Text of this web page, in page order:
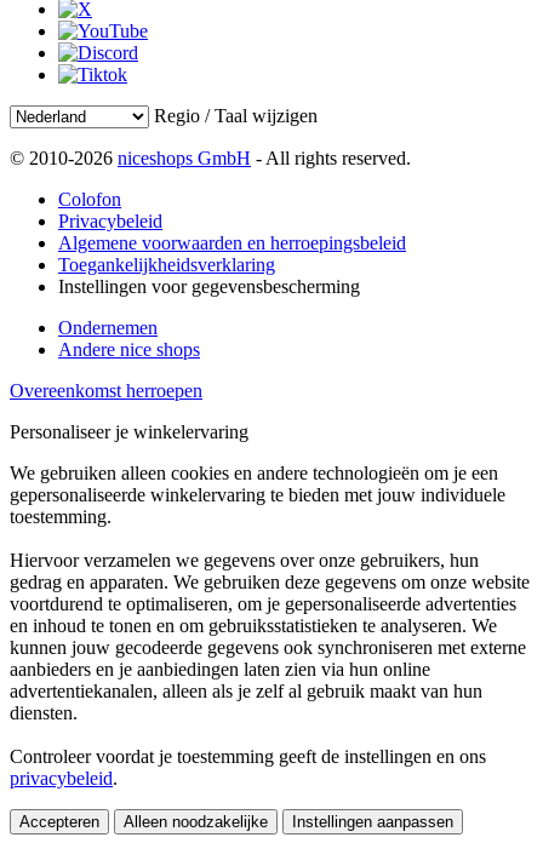
Regio / Taal wijzigen
© 2010-2026 niceshops GmbH - All rights reserved.
Colofon
Privacybeleid
Algemene voorwaarden en herroepingsbeleid
Toegankelijkheidsverklaring
Instellingen voor gegevensbescherming
Ondernemen
Andere nice shops
Overeenkomst herroepen
Personaliseer je winkelervaring
We gebruiken alleen cookies en andere technologieën om je een
gepersonaliseerde winkelervaring te bieden met jouw individuele
toestemming.
Hiervoor verzamelen we gegevens over onze gebruikers, hun
gedrag en apparaten. We gebruiken deze gegevens om onze website
voortdurend te optimaliseren, om je gepersonaliseerde advertenties
en inhoud te tonen en om gebruiksstatistieken te analyseren. We
kunnen jouw gecodeerde gegevens ook synchroniseren met externe
aanbieders en je aanbiedingen laten zien via hun online
advertentiekanalen, alleen als je zelf al gebruik maakt van hun
diensten.
Controleer voordat je toestemming geeft de instellingen en ons
privacybeleid.
Accepteren Alleen noodzakelijke Instellingen aanpassen